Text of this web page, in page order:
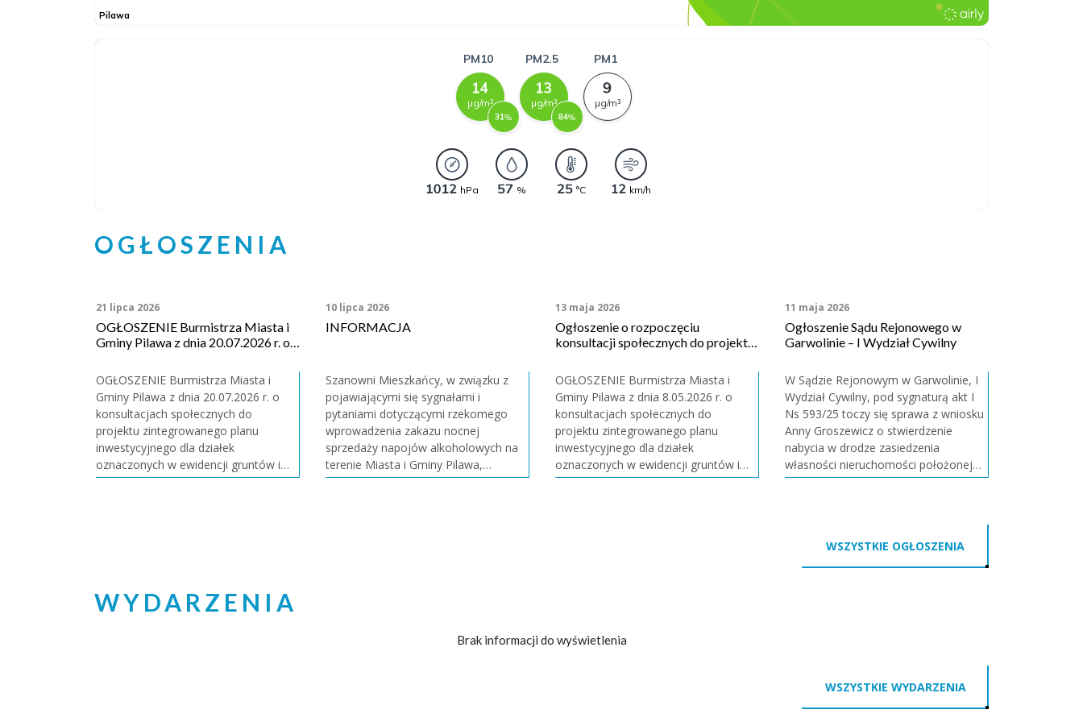
OGŁOSZENIA
21 lipca 2026
OGŁOSZENIE Burmistrza Miasta i
Gminy Pilawa z dnia 20.07.2026 r. o
projektu...
OGŁOSZENIE Burmistrza Miasta i
Gminy Pilawa z dnia 20.07.2026 r. o
konsultacjach społecznych do
projektu zintegrowanego planu
inwestycyjnego dla działek
oznaczonych w ewidencji gruntów i
budynków nr: 418/25, 418/27, 418/29
10 lipca 2026
INFORMACJA
Szanowni Mieszkańcy, w związku z
pojawiającymi się sygnałami i
pytaniami dotyczącymi rzekomego
wprowadzenia zakazu nocnej
sprzedaży napojów alkoholowych na
terenie Miasta i Gminy Pilawa,
informujemy, że Rada Miejska w
13 maja 2026
Ogłoszenie o rozpoczęciu
konsultacji społecznych do projektu
inwestycyjnego
OGŁOSZENIE Burmistrza Miasta i
Gminy Pilawa z dnia 8.05.2026 r. o
konsultacjach społecznych do
projektu zintegrowanego planu
inwestycyjnego dla działek
oznaczonych w ewidencji gruntów i
budynków nr: 418/25, 418/27, 418/29
11 maja 2026
Ogłoszenie Sądu Rejonowego w
Garwolinie – I Wydział Cywilny
W Sądzie Rejonowym w Garwolinie, I
Wydział Cywilny, pod sygnaturą akt I
Ns 593/25 toczy się sprawa z wniosku
Anny Groszewicz o stwierdzenie
nabycia w drodze zasiedzenia
własności nieruchomości położonej
w miejscowości Pilawa (powiat
wszystkich, kWSZYSTKIE OGŁOSZENIA
WYDARZENIA
Brak informacji do wyświetlenia
WSZYSTKIE WYDARZENIA